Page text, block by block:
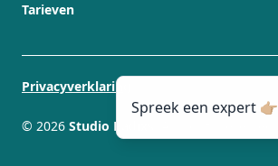
Tarieven
© 2026 Studio Radixs
Privacyverklaring
Spreek een expert 👉🏼